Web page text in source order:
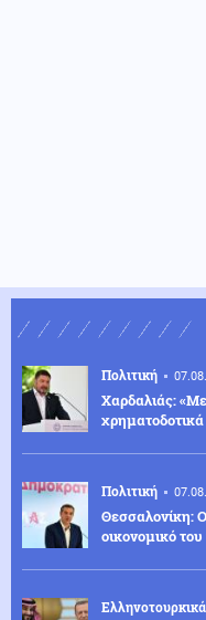
Πολιτική
Χαρδαλιάς:
χρηματοδοτικά
Πολιτική
Θεσσαλονίκη:
οικονομικό
Ελληνοτουρκικά